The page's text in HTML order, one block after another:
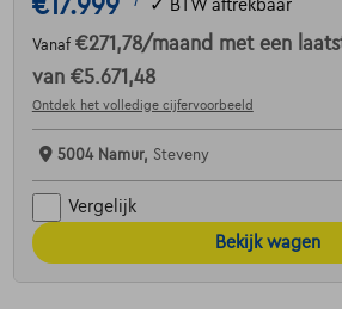
✓ BTW aftrekbaar
Vanaf €271,78/maand met een
van €5.671,48
Ontdek het volledige cijfervoorbeeld
5004 Namur, Steveny
Vergelijk
Bekijk wagen